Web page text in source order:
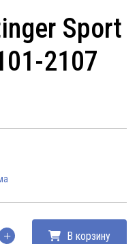
Sport
2107
В корзину